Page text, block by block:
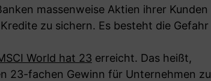
massenweise Aktien ihrer Kunden
zu sichern. Es besteht die Gefahr
World hat 23 erreicht. Das heißt,
23-fachen Gewinn für Unternehmen zu